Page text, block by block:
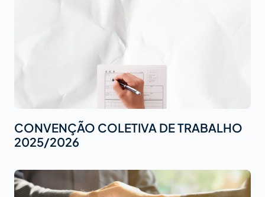
CONVENÇÃO COLETIVA DE TRABALHO
2025/2026